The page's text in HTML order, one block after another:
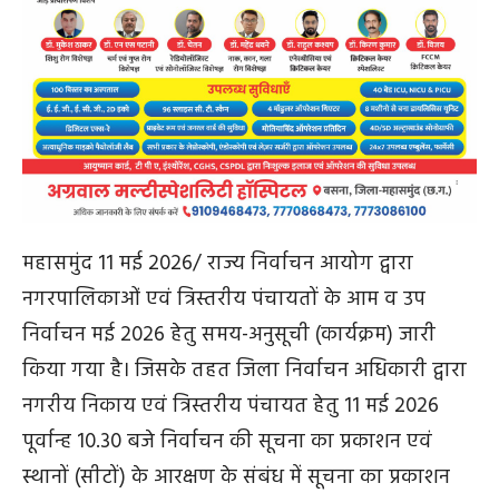
महासमुंद 11 मई 2026/ राज्य निर्वाचन आयोग द्वारा
नगरपालिकाओं एवं त्रिस्तरीय पंचायतों के आम व उप
निर्वाचन मई 2026 हेतु समय-अनुसूची (कार्यक्रम) जारी
किया गया है। जिसके तहत जिला निर्वाचन अधिकारी द्वारा
नगरीय निकाय एवं त्रिस्तरीय पंचायत हेतु 11 मई 2026
पूर्वान्ह 10.30 बजे निर्वाचन की सूचना का प्रकाशन एवं
स्थानों (सीटों) के आरक्षण के संबंध में सूचना का प्रकाशन